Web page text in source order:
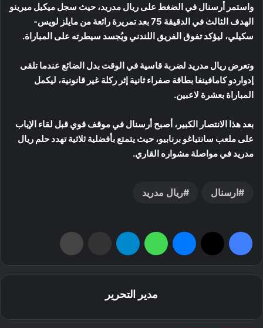
واستمر أرسنال في الضغط على ريال مدريد، حيث سجل ميكيل ميرينو
الهدف الثالث في الدقيقة 75 بعد تمريرة رائعة من مايلز لويس-
سكيلي، ليؤكد تفوق الفريق اللندني ويُجسد سيطرته على المباراة.
وتعرض ريال مدريد لضربة قاسية في الوقت بدل الضائع عندما تلقى
إدواردو كامافينغا بطاقة صفراء ثانية إثر ركلة غير قانونية، ليكمل
المباراة بعشرة لاعبين.
بعد هذا الانتصار الكبير، أصبح أرسنال في موقف قوي قبل لقاء الإياب
على ملعب سانتياغو برنابيو، حيث يتمتع بأفضلية ثلاثية تهدد حلم ريال
مدريد في مواصلة مشواره القاري.
ارسنال ريال مدريد
مدير التحرير